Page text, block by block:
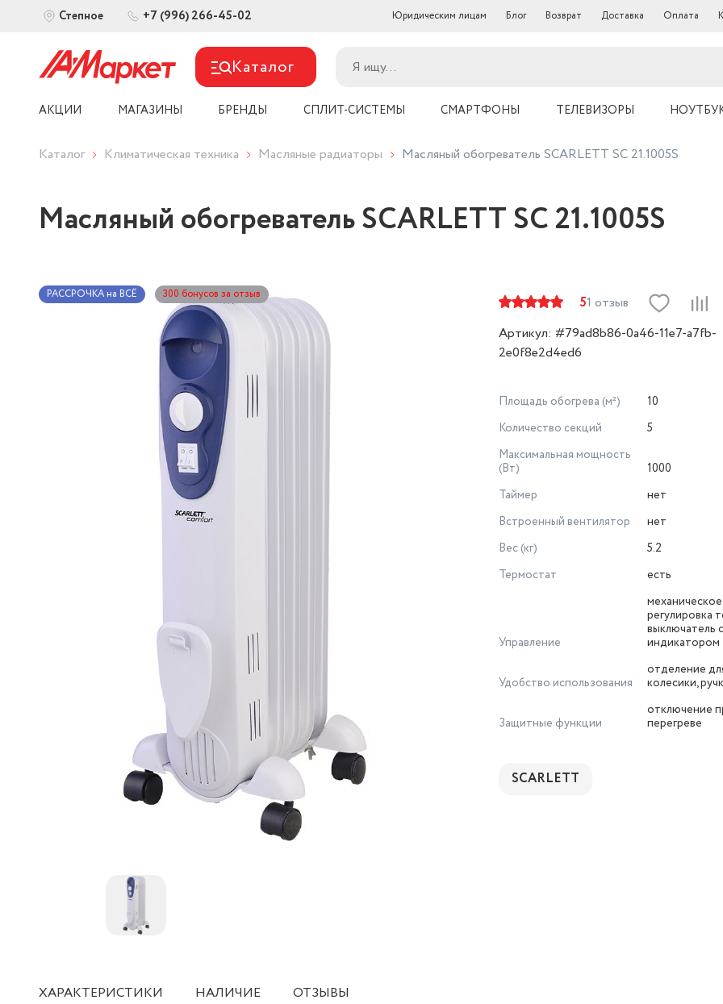
Степное +7 (996) 266-45-02 Юридическим лицам Блог Возврат Доставка Оплата
Каталог
АКЦИИ МАГАЗИНЫ БРЕНДЫ СПЛИТ-СИСТЕМЫ СМАРТФОНЫ ТЕЛЕВИЗОРЫ
Каталог Климатическая техника Масляные радиаторы Масляный обогреватель SCARLETT SC 21.1005S
Масляный обогреватель SCARLETT SC 21.1005S
РАССРОЧКА на ВСЁ 300 бонусов за отзыв 51 отзыв
Артикул: #79ad8b86-0a46-11e7-a7fb-
2e0f8e2d4ed6
Площадь обогрева (м²)
10
Количество секций
5
Максимальная мощность
(Вт)
1000
Таймер
нет
Встроенный вентилятор
нет
Вес (кг)
5.2
Термостат
есть
Управление
механическое,
регулировка
выключатель
индикатором
Удобство использования
отделение
колесики,
Защитные функции
отключение
перегреве
SCARLETT
ХАРАКТЕРИСТИКИ НАЛИЧИЕ ОТЗЫВЫ